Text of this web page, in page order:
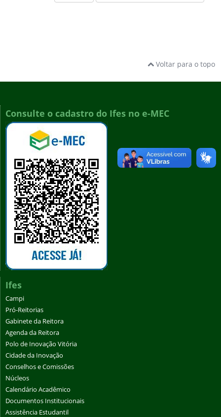
Voltar para o topo
Consulte o cadastro do Ifes no e-MEC
Ifes
Campi
Pró-Reitorias
Gabinete da Reitora
Agenda da Reitora
Polo de Inovação Vitória
Cidade da Inovação
Conselhos e Comissões
Núcleos
Calendário Acadêmico
Documentos Institucionais
Assistência Estudantil